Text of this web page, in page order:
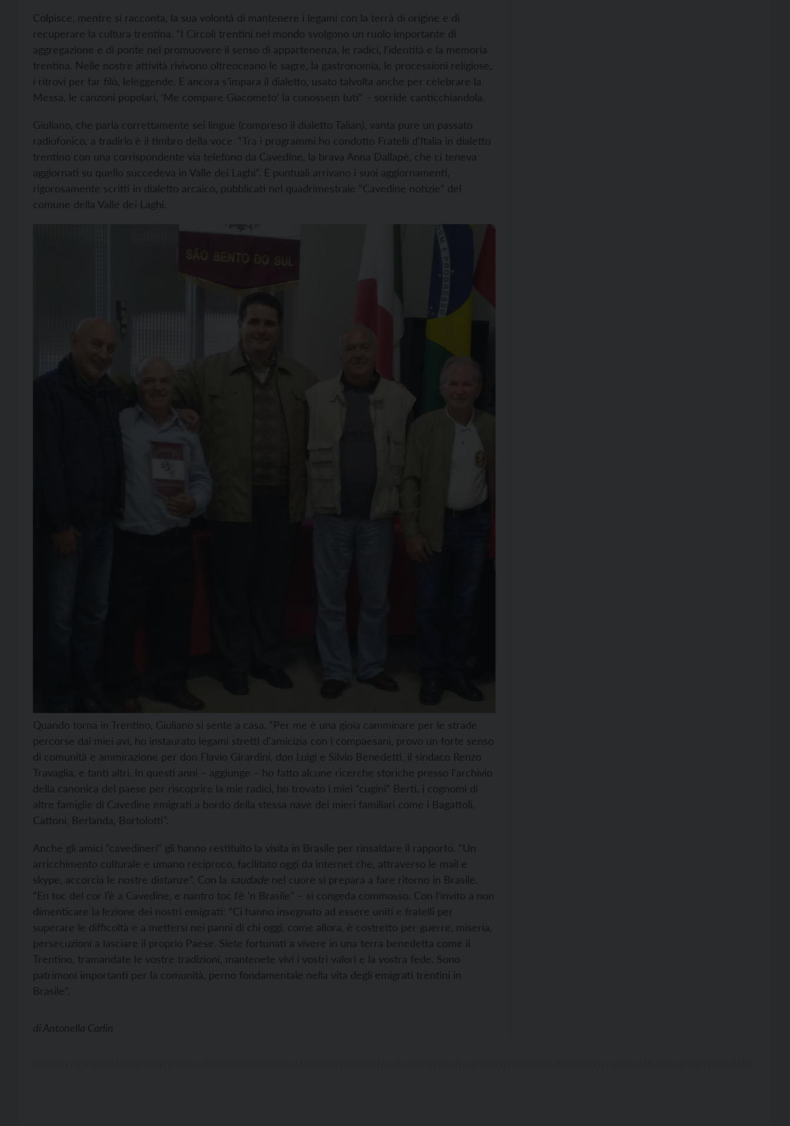
Colpisce, mentre si racconta, la sua volontà di mantenere i legami con la terrà di origine e di
recuperare la cultura trentina. “I Circoli trentini nel mondo svolgono un ruolo importante di
aggregazione e di ponte nel promuovere il senso di appartenenza, le radici, l’identità e la memoria
trentina. Nelle nostre attività rivivono oltreoceano le sagre, la gastronomia, le processioni religiose,
i ritrovi per far filò, leleggende. E ancora s’impara il dialetto, usato talvolta anche per celebrare la
Messa, le canzoni popolari, ‘Me compare Giacometo’ la conossem tuti” – sorride canticchiandola.
Giuliano, che parla correttamente sei lingue (compreso il dialetto Talian), vanta pure un passato
radiofonico, a tradirlo è il timbro della voce. “Tra i programmi ho condotto Fratelli d'Italia in dialetto
trentino con una corrispondente via telefono da Cavedine, la brava Anna Dallapè, che ci teneva
aggiornati su quello succedeva in Valle dei Laghi”. E puntuali arrivano i suoi aggiornamenti,
rigorosamente scritti in dialetto arcaico, pubblicati nel quadrimestrale “Cavedine notizie” del
comune della Valle dei Laghi.
Quando torna in Trentino, Giuliano si sente a casa. “Per me è una gioia camminare per le strade
percorse dai miei avi, ho instaurato legami stretti d'amicizia con i compaesani, provo un forte senso
di comunità e ammirazione per don Flavio Girardini, don Luigi e Silvio Benedetti, il sindaco Renzo
Travaglia, e tanti altri. In questi anni – aggiunge – ho fatto alcune ricerche storiche presso l'archivio
della canonica del paese per riscoprire la mie radici, ho trovato i miei “cugini” Berti, i cognomi di
altre famiglie di Cavedine emigrati a bordo della stessa nave dei mieri familiari come i Bagattoli,
Cattoni, Berlanda, Bortolotti”.
Anche gli amici “cavedineri” gli hanno restituito la visita in Brasile per rinsaldare il rapporto. “Un
arricchimento culturale e umano reciproco, facilitato oggi da internet che, attraverso le mail e
skype, accorcia le nostre distanze”. Con la saudade nel cuore si prepara a fare ritorno in Brasile.
“En toc del cor l’è a Cavedine, e nantro toc l’è ‘n Brasile” – si congeda commosso. Con l’invito a non
dimenticare la lezione dei nostri emigrati: “Ci hanno insegnato ad essere uniti e fratelli per
superare le difficoltà e a mettersi nei panni di chi oggi, come allora, è costretto per guerre, miseria,
persecuzioni a lasciare il proprio Paese. Siete fortunati a vivere in una terra benedetta come il
Trentino, tramandate le vostre tradizioni, mantenete vivi i vostri valori e la vostra fede. Sono
patrimoni importanti per la comunità, perno fondamentale nella vita degli emigrati trentini in
Brasile”.
diAntonella Carlin